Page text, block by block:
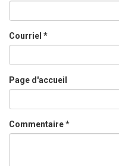
Courriel *
Page d'accueil
Commentaire*